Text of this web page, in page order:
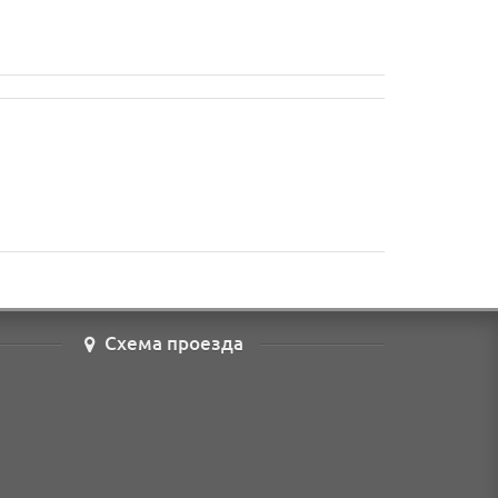
Схема проезда